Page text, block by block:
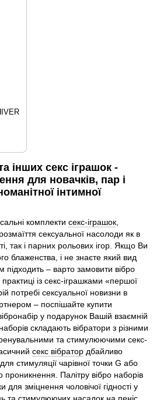
інших секс іграшок -
для новачків, пар і
інтимної
комплекти секс-іграшок
сексуальної насолоди як в
так і парних рольових ігор. Якщо Ви
блаженства, і не знаєте який вид
підходить – варто замовити вібро
із секс-іграшками «першої
потребі сексуальної новизни в
– поспішайте купити
у подарунок Вашій взаємній
складають вібратори з різними
та стимулюючими секс-
секс вібратор дбайливо
стимуляції чарівної точки G або
проникнення. Палітру вібро наборів
зміцнення чоловічої гідності у
та стимулюючих насадок на пеніс.